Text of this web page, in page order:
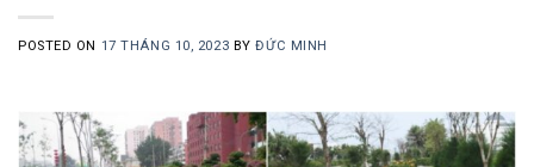
POSTED ON 17 THÁNG 10, 2023 BYĐỨC MINH